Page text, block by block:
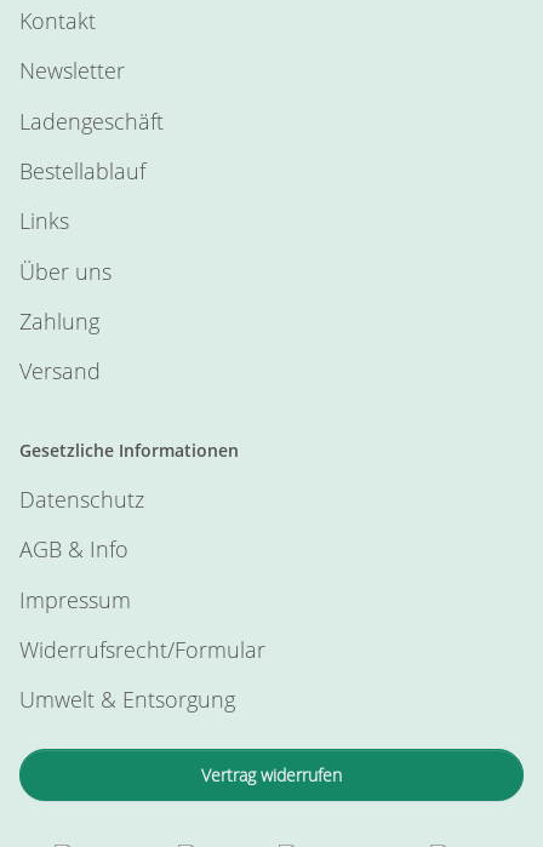
Kontakt
Newsletter
Ladengeschäft
Bestellablauf
Links
Über uns
Zahlung
Versand
Gesetzliche Informationen
Datenschutz
AGB & Info
Impressum
Widerrufsrecht/Formular
Umwelt & Entsorgung
Vertrag widerrufen